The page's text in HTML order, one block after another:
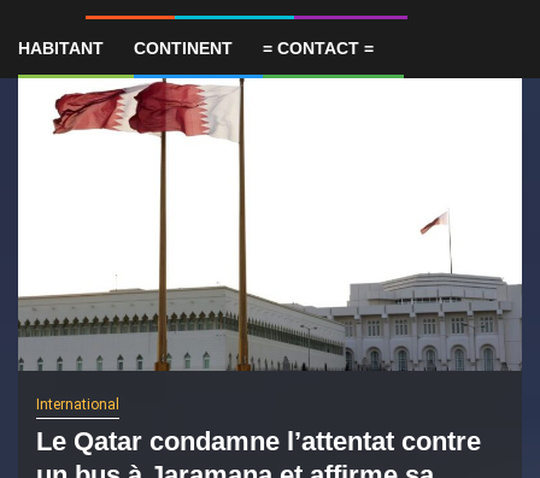
HABITANT CONTINENT = CONTACT =
International
Le Qatar condamne l’attentat contre